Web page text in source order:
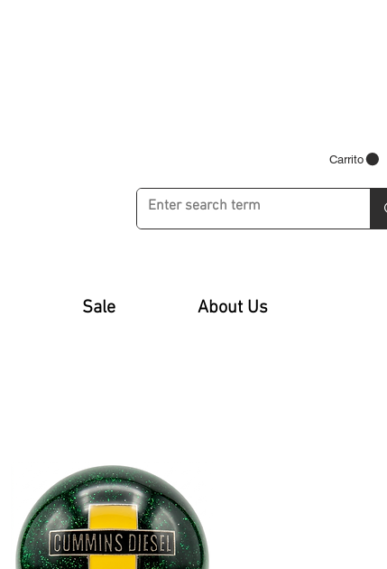
Carrito
Sale About Us